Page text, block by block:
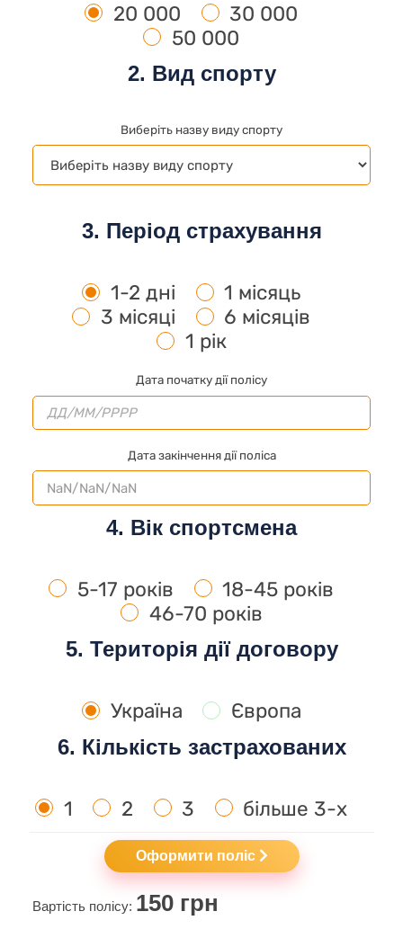
20 000
30 000
50 000
2. Вид спорту
Виберіть назву виду спорту
3. Період страхування
1-2 дні
1 місяць
3 місяці
6 місяців
1 рік
Дата початку дії полісу
Дата закінчення дії поліса
4. Вік спортсмена
5-17 років
18-45 років
46-70 років
5. Територія дії договору
Україна
Європа
6. Кількість застрахованих
1 2 3 більше 3-х
Оформити поліс
Вартість полісу: 150 грн